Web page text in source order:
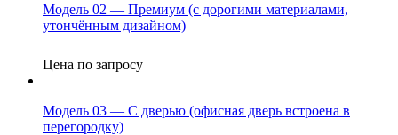
Модель 02 — Премиум (с дорогими материалами,
утончённым дизайном)
Цена по запросу
Модель 03 — С дверью (офисная дверь встроена в
перегородку)